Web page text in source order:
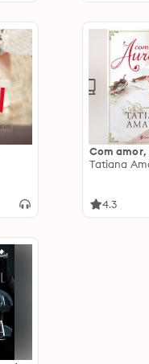
Com amor,
Tatiana
4.3